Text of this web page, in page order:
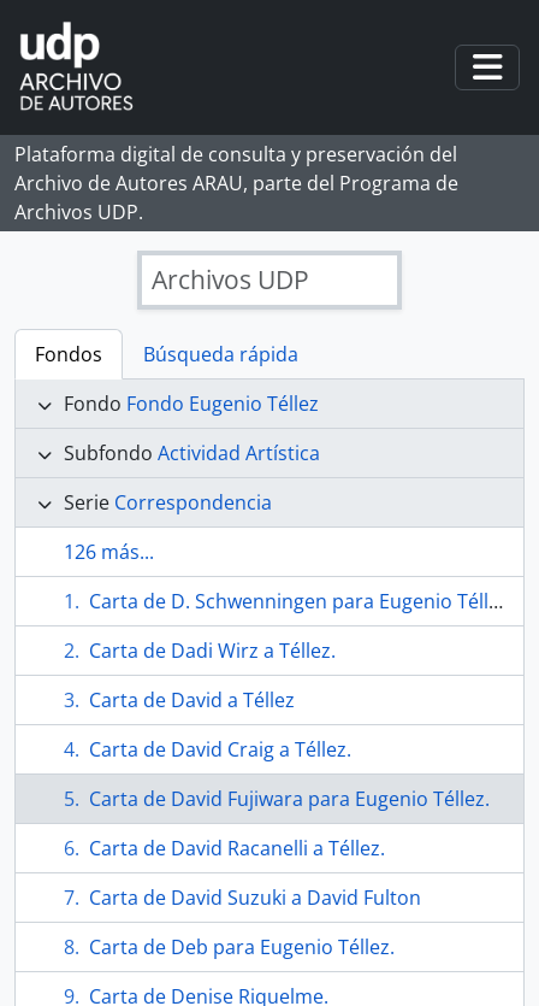
Skip to main content
Plataforma digital de consulta y preservación del
Archivo de Autores ARAU, parte del Programa de
Archivos UDP.
Archivos UDP
Fondos
Búsqueda rápida
Fondo Fondo Eugenio Téllez
Subfondo Actividad Artística
Serie Correspondencia
126 más...
Carta de D. Schwenningen para Eugenio Téllez.
Carta de Dadi Wirz a Téllez.
Carta de David a Téllez
Carta de David Craig a Téllez.
Carta de David Fujiwara para Eugenio Téllez.
Carta de David Racanelli a Téllez.
Carta de David Suzuki a David Fulton
Carta de Deb para Eugenio Téllez.
Carta de Denise Riquelme.